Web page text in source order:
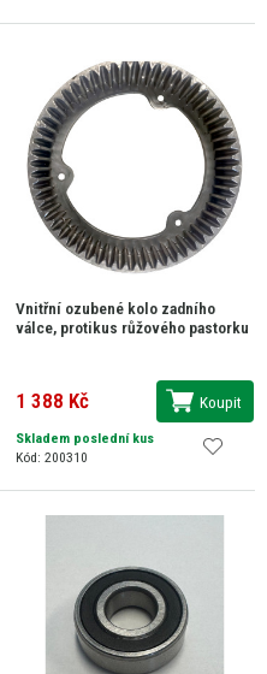
Vnitřní ozubené kolo zadního
válce, protikus růžového pastorku
1 388 Kč Koupit
Skladem poslední kus
Kód: 200310